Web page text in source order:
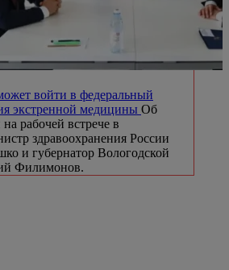
войти в федеральный
экстренной медицины Об
рабочей встрече в
здравоохранения России
и губернатор Вологодской
Филимонов.